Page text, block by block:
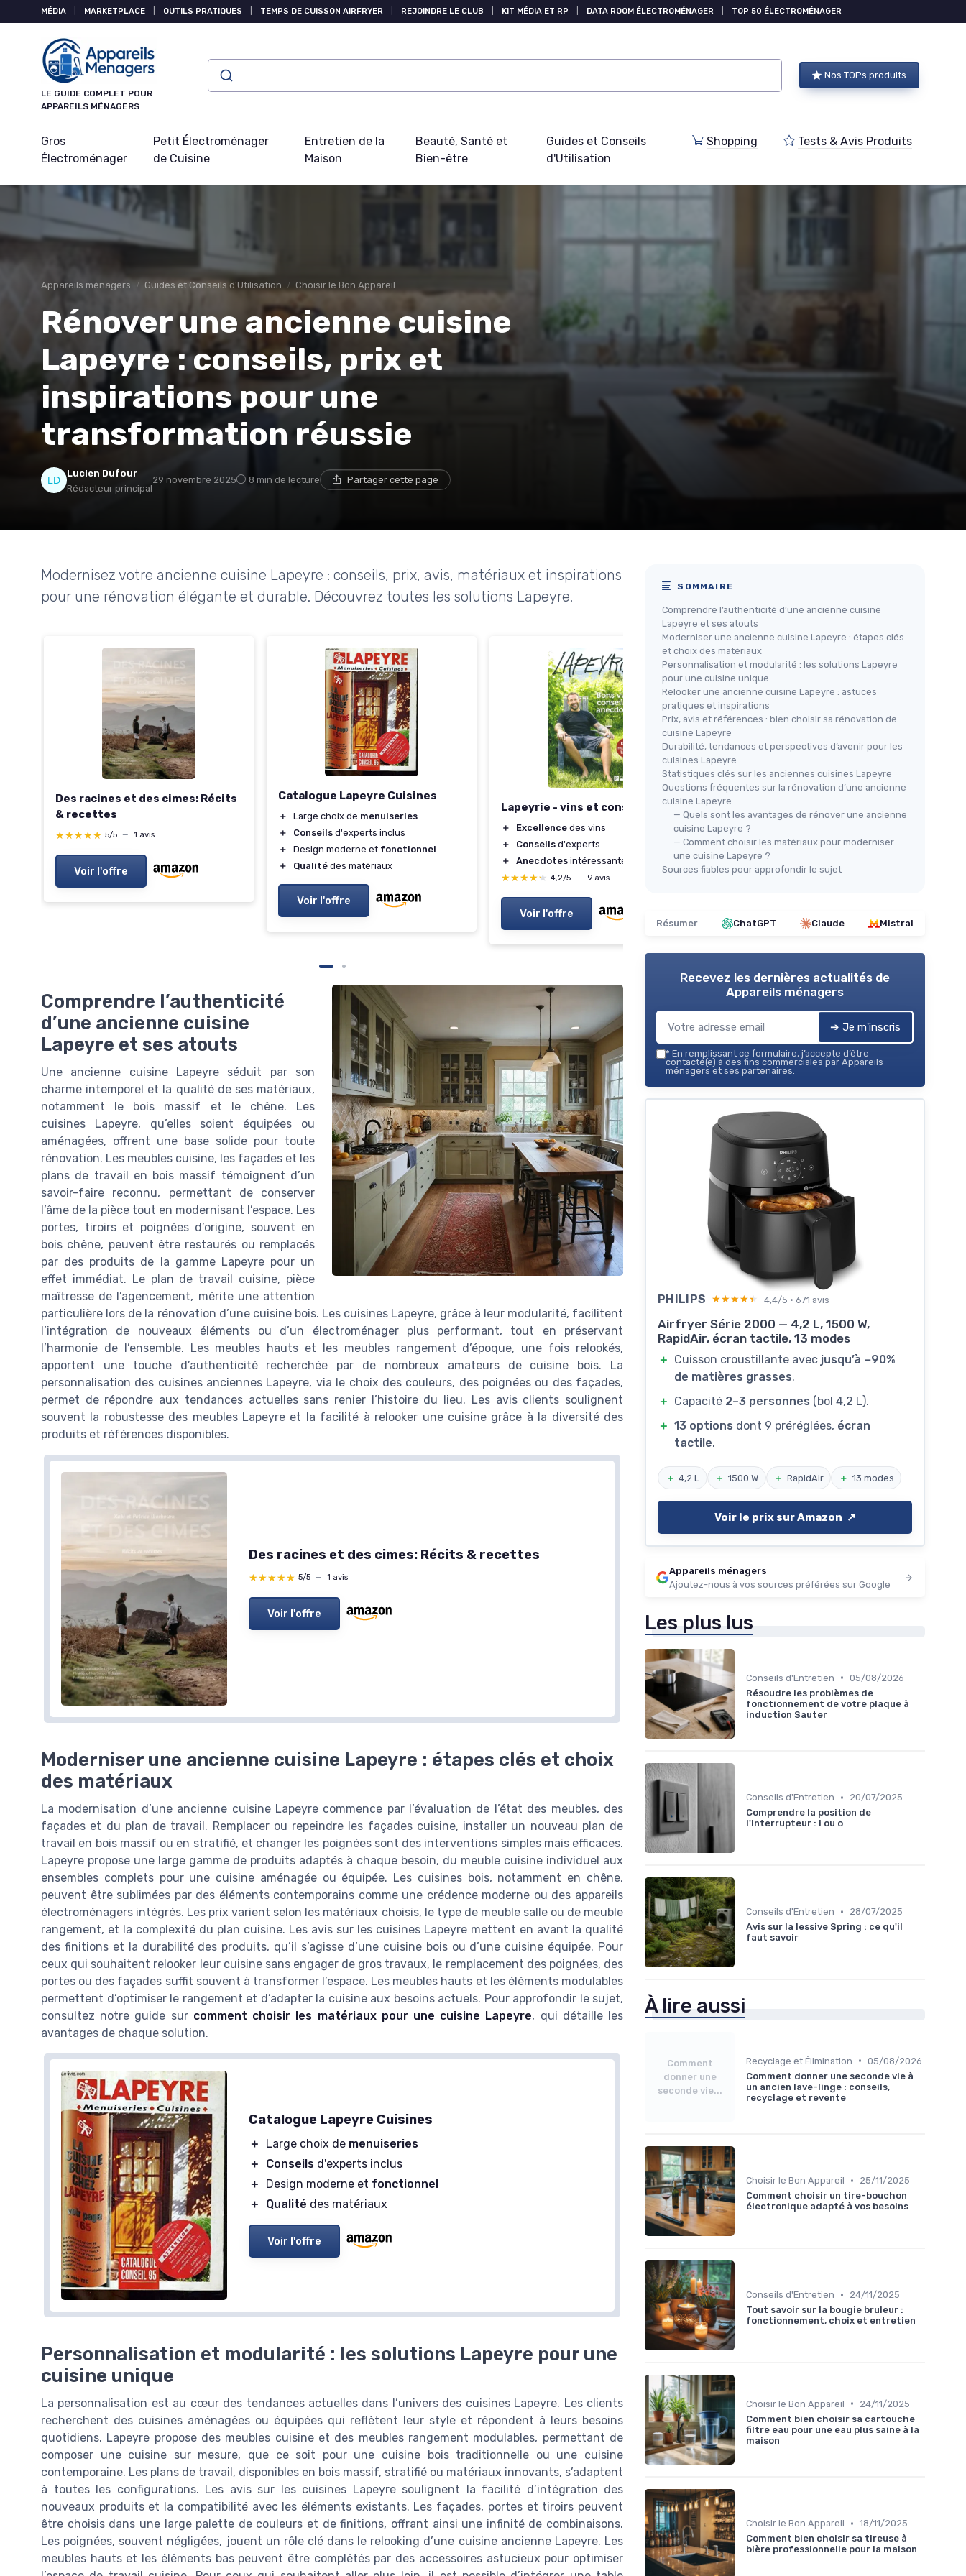
MÉDIA MARKETPLACE OUTILS PRATIQUES TEMPS DE CUISSON AIRFRYER REJOINDRE LE CLUB KIT MÉDIA ET RP DATA ROOM ÉLECTROMÉNAGER TOP 50 ÉLECTROMÉNAGER
LE GUIDE COMPLET POUR
APPAREILS MÉNAGERS
Nos TOPs produits
Gros
Électroménager
Petit Électroménager
de Cuisine
Entretien de la
Maison
Beauté, Santé et
Bien-être
Guides et Conseils
d'Utilisation
Shopping Tests & Avis Produits
Appareils ménagers Guides et Conseils d'Utilisation Choisir le Bon Appareil
Rénover une ancienne cuisine
Lapeyre : conseils, prix et
inspirations pour une
transformation réussie
Lucien Dufour
Rédacteur principal
29 novembre 2025 8 min de lecture Partager cette page
Modernisez votre ancienne cuisine Lapeyre : conseils, prix, avis, matériaux et inspirations
pour une rénovation élégante et durable. Découvrez toutes les solutions Lapeyre.
Des racines et des cimes: Récits
& recettes
★★★★★
★★★★★ 5/5 — 1 avis
Voir l'offre
Catalogue Lapeyre Cuisines
＋ Large choix de menuiseries
＋
Conseils d'experts inclus
＋
Design moderne et fonctionnel
＋
Qualité des matériaux
Voir l'offre
Lapeyrie - vins et conseils
＋ Excellence des vins
＋
Conseils d'experts
＋
Anecdotes intéressantes
★★★★★
★★★★★ 4,2/5 — 9 avis
Voir l'offre
VECA
Cuisine Moderne VE.CA - Clarissa
＋ Designmoderne
＋
＋ Idéal pourdécoration d'intérieur
＋ Couleur
＋ FabricationMade in Italy
Comprendre l’authenticité
d’une ancienne cuisine
Lapeyre et ses atouts
Une ancienne cuisine Lapeyre séduit par son
charme intemporel et la qualité de ses matériaux,
notamment le bois massif et le chêne. Les
cuisines Lapeyre, qu’elles soient équipées ou
aménagées, offrent une base solide pour toute
rénovation. Les meubles cuisine, les façades et les
plans de travail en bois massif témoignent d’un
savoir-faire reconnu, permettant de conserver
l’âme de la pièce tout en modernisant l’espace. Les
portes, tiroirs et poignées d’origine, souvent en
bois chêne, peuvent être restaurés ou remplacés
par des produits de la gamme Lapeyre pour un
effet immédiat. Le plan de travail cuisine, pièce
maîtresse de l’agencement, mérite une attention
particulière lors de la rénovation d’une cuisine bois. Les cuisines Lapeyre, grâce à leur modularité, facilitent
l’intégration de nouveaux éléments ou d’un électroménager plus performant, tout en préservant
l’harmonie de l’ensemble. Les meubles hauts et les meubles rangement d’époque, une fois relookés,
apportent une touche d’authenticité recherchée par de nombreux amateurs de cuisine bois. La
personnalisation des cuisines anciennes Lapeyre, via le choix des couleurs, des poignées ou des façades,
permet de répondre aux tendances actuelles sans renier l’histoire du lieu. Les avis clients soulignent
souvent la robustesse des meubles Lapeyre et la facilité à relooker une cuisine grâce à la diversité des
produits et références disponibles.
Des racines et des cimes: Récits & recettes
★★★★★
★★★★★ 5/5 — 1 avis
Voir l'offre
Moderniser une ancienne cuisine Lapeyre : étapes clés et choix
des matériaux
La modernisation d’une ancienne cuisine Lapeyre commence par l’évaluation de l’état des meubles, des
façades et du plan de travail. Remplacer ou repeindre les façades cuisine, installer un nouveau plan de
travail en bois massif ou en stratifié, et changer les poignées sont des interventions simples mais efficaces.
Lapeyre propose une large gamme de produits adaptés à chaque besoin, du meuble cuisine individuel aux
ensembles complets pour une cuisine aménagée ou équipée. Les cuisines bois, notamment en chêne,
peuvent être sublimées par des éléments contemporains comme une crédence moderne ou des appareils
électroménagers intégrés. Les prix varient selon les matériaux choisis, le type de meuble salle ou de meuble
rangement, et la complexité du plan cuisine. Les avis sur les cuisines Lapeyre mettent en avant la qualité
des finitions et la durabilité des produits, qu’il s’agisse d’une cuisine bois ou d’une cuisine équipée. Pour
ceux qui souhaitent relooker leur cuisine sans engager de gros travaux, le remplacement des poignées, des
portes ou des façades suffit souvent à transformer l’espace. Les meubles hauts et les éléments modulables
permettent d’optimiser le rangement et d’adapter la cuisine aux besoins actuels. Pour approfondir le sujet,
consultez notre guide sur comment choisir les matériaux pour une cuisine Lapeyre, qui détaille les
avantages de chaque solution.
Catalogue Lapeyre Cuisines
＋ Large choix de menuiseries
＋
Conseils d'experts inclus
＋
Design moderne et fonctionnel
＋
Qualité des matériaux
Voir l'offre
Personnalisation et modularité : les solutions Lapeyre pour une
cuisine unique
La personnalisation est au cœur des tendances actuelles dans l’univers des cuisines Lapeyre. Les clients
recherchent des cuisines aménagées ou équipées qui reflètent leur style et répondent à leurs besoins
quotidiens. Lapeyre propose des meubles cuisine et des meubles rangement modulables, permettant de
composer une cuisine sur mesure, que ce soit pour une cuisine bois traditionnelle ou une cuisine
contemporaine. Les plans de travail, disponibles en bois massif, stratifié ou matériaux innovants, s’adaptent
à toutes les configurations. Les avis sur les cuisines Lapeyre soulignent la facilité d’intégration des
nouveaux produits et la compatibilité avec les éléments existants. Les façades, portes et tiroirs peuvent
être choisis dans une large palette de couleurs et de finitions, offrant ainsi une infinité de combinaisons.
Les poignées, souvent négligées, jouent un rôle clé dans le relooking d’une cuisine ancienne Lapeyre. Les
meubles hauts et les éléments bas peuvent être complétés par des accessoires astucieux pour optimiser
SOMMAIRE
Comprendre l’authenticité d’une ancienne cuisine
Lapeyre et ses atouts
Moderniser une ancienne cuisine Lapeyre : étapes clés
et choix des matériaux
Personnalisation et modularité : les solutions Lapeyre
pour une cuisine unique
Relooker une ancienne cuisine Lapeyre : astuces
pratiques et inspirations
Prix, avis et références : bien choisir sa rénovation de
cuisine Lapeyre
Durabilité, tendances et perspectives d’avenir pour les
cuisines Lapeyre
Statistiques clés sur les anciennes cuisines Lapeyre
Questions fréquentes sur la rénovation d’une ancienne
cuisine Lapeyre
— Quels sont les avantages de rénover une ancienne
cuisine Lapeyre ?
— Comment choisir les matériaux pour moderniser
une cuisine Lapeyre ?
Sources fiables pour approfondir le sujet
Résumer ChatGPT Claude Mistral
Recevez les dernières actualités de
Appareils ménagers
➔ Je m'inscris
* En remplissant ce formulaire, j’accepte d’être
contacté(e) à des fins commerciales par Appareils
ménagers et ses partenaires.
PHILIPS ★★★★★
★★★★★ 4,4/5 · 671 avis
Airfryer Série 2000 — 4,2 L, 1500 W,
RapidAir, écran tactile, 13 modes
＋ Cuisson croustillante avec jusqu’à −90%
de matières grasses.
＋ Capacité 2–3 personnes (bol 4,2 L).
＋ 13 options dont 9 préréglées, écran
tactile.
＋ 4,2 L ＋ 1500 W ＋ RapidAir ＋ 13 modes
Voir le prix sur Amazon ↗️
Appareils ménagers
Ajoutez-nous à vos sources préférées sur Google
Les plus lus
Conseils d'Entretien • 05/08/2026
Résoudre les problèmes de
fonctionnement de votre plaque à
induction Sauter
Conseils d'Entretien •
20/07/2025
Comprendre la position de
l'interrupteur : i ou o
Conseils d'Entretien •
28/07/2025
Avis sur la lessive Spring : ce qu'il
faut savoir
À lire aussi
Comment
donner une
seconde vie...
Recyclage et Élimination • 05/08/2026
Comment donner une seconde vie à
un ancien lave-linge : conseils,
recyclage et revente
Choisir le Bon Appareil •
25/11/2025
Comment choisir un tire-bouchon
électronique adapté à vos besoins
Conseils d'Entretien •
24/11/2025
Tout savoir sur la bougie bruleur :
fonctionnement, choix et entretien
Choisir le Bon Appareil •
24/11/2025
Comment bien choisir sa cartouche
filtre eau pour une eau plus saine à la
maison
Choisir le Bon Appareil • 18/11/2025
Comment bien choisir sa tireuse à
bière professionnelle pour la maison
Panneau de gestion des cookies